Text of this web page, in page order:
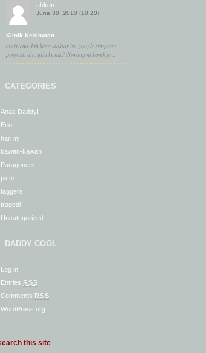
ahkon
June 30, 2010 (10:20)
Klinik Kesihatan
my friend dah kena. doktor itu google simptom
penyakit dia. gila ke tak? diorang ni lepak je ...
CATEGORIES
Anak Daddy!
Erin
hari ini
kawan-kawan
Paragoners
picto
taggers
tragedi
Uncategorized
DADDY COOL
Log in
Entries RSS
Comments RSS
WordPress.org